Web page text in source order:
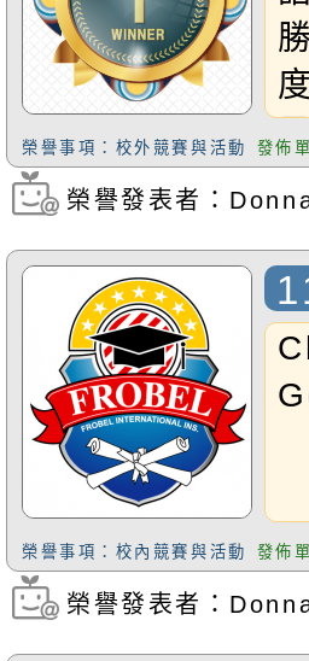
榮譽事項：校外競賽與活動 發佈
瀏覽次數：482
榮譽發表者：
榮譽事項：校內競賽與活動 發佈
瀏覽次數：445
榮譽發表者：